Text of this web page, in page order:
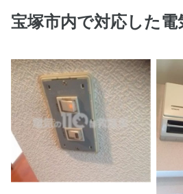
宝塚市内で対応した電